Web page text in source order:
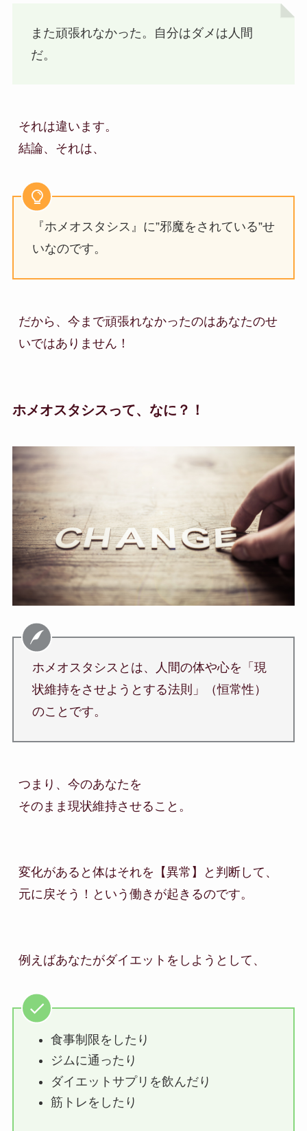
また頑張れなかった。自分はダメは人間
だ。
それは違います。
結論、それは、
『ホメオスタシス』に”邪魔をされている”せ
いなのです。
だから、今まで頑張れなかったのはあなたのせ
ホメオスタシスって、なに？！
ホメオスタシスとは、人間の体や心を「現
状維持をさせようとする法則」（恒常性）
のことです。
つまり、今のあなたを
そのまま現状維持させること。
変化があると体はそれを【異常】と判断して、
元に戻そう！という働きが起きるのです。
例えばあなたがダイエットをしようとして、
食事制限をしたり
ジムに通ったり
ダイエットサプリを飲んだり
筋トレをしたり